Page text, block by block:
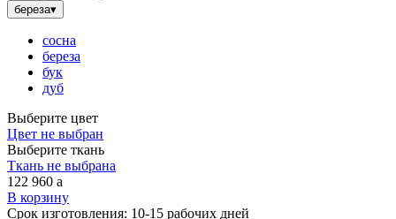
береза▾
сосна
береза
бук
дуб
Выберите цвет
Цвет не выбран
Выберите ткань
Ткань не выбрана
122 960 a
В корзину
Срок изготовления: 10-15 рабочих дней